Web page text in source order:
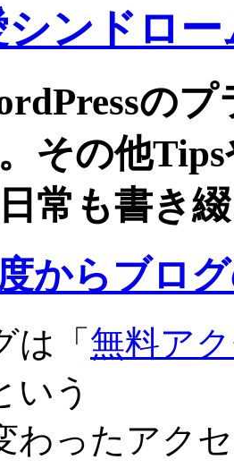
ンドロー
の
その他
常も書き
からブロ
は「 無料ア
いう
わったアク